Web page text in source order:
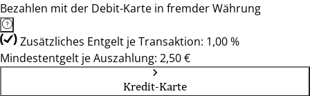
Bezahlen mit der Debit-Karte in fremder Währung
Zusätzliches Entgelt je Transaktion: 1,00 %
Mindestentgelt je Auszahlung: 2,50 €
Kredit-Karte